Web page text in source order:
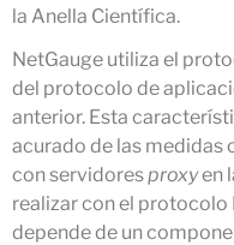
la Anella Científica.
NetGauge utiliza el
del protocolo de
anterior. Esta
acurado de las medidas
con servidores proxyen
realizar con el protocolo
depende de un